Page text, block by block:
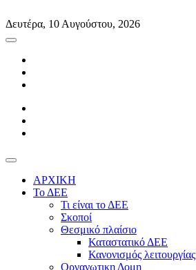
to
content
Δευτέρα, 10 Αυγούστου, 2026
ΑΡΧΙΚΗ
Το ΔΕΕ
Τι είναι το ΔΕΕ
Σκοποί
Θεσμικό πλαίσιο
Καταστατικό ΔΕΕ
Κανονισμός λειτουργίας
Οργανωτικη Δομη